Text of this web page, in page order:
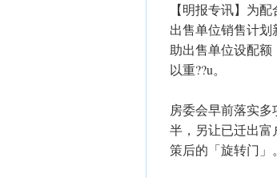
【明报专讯】为
出售单位销售计
助出售单位设配
以重??u。
房委会早前落实
半，另让已迁出富
策后的「旋转门」。